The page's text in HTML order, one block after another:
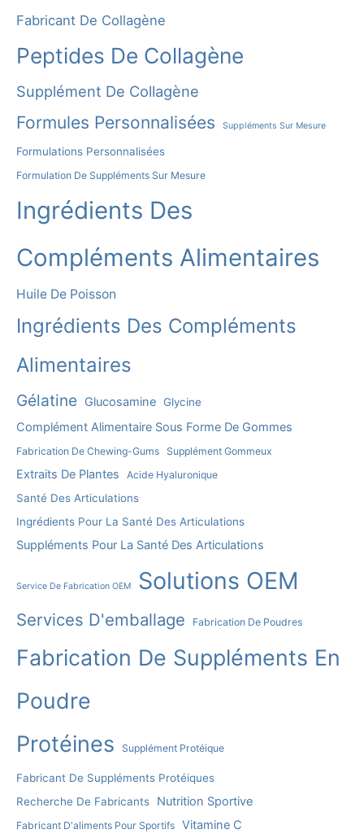
T
V
E
Fabricant De Collagène
Peptides De Collagène
Supplément De Collagène
Formules Personnalisées Suppléments Sur Mesure
Formulations Personnalisées
Formulation De Suppléments Sur Mesure
Ingrédients Des
Compléments Alimentaires
Huile De Poisson
Ingrédients Des Compléments
Alimentaires
Gélatine Glucosamine Glycine
Complément Alimentaire Sous Forme De Gommes
Fabrication De Chewing-Gums Supplément Gommeux
Extraits De Plantes Acide Hyaluronique
Santé Des Articulations
Ingrédients Pour La Santé Des Articulations
Suppléments Pour La Santé Des Articulations
Service De Fabrication OEM Solutions OEM
Services D'emballage Fabrication De Poudres
Fabrication De Suppléments En
Poudre
Protéines Supplément Protéique
Fabricant De Suppléments Protéiques
Recherche De Fabricants
Nutrition Sportive
Fabricant D'aliments Pour Sportifs Vitamine C